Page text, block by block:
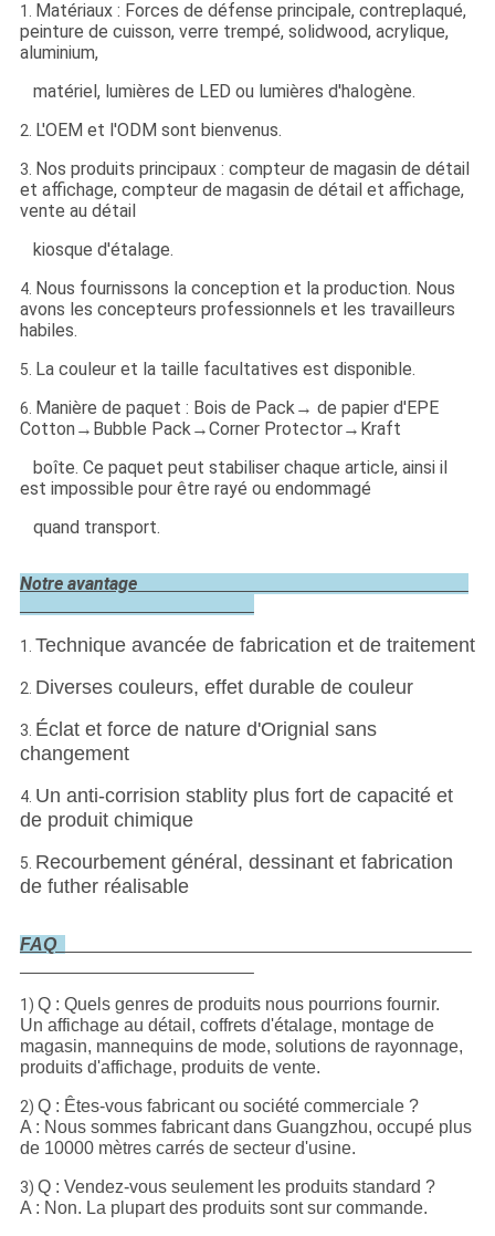
1. Matériaux : Forces de défense principale, contreplaqué,
peinture de cuisson, verre trempé, solidwood, acrylique,
aluminium,
matériel, lumières de LED ou lumières d'halogène.
2. L'OEM et l'ODM sont bienvenus.
3. Nos produits principaux : compteur de magasin de détail
et affichage, compteur de magasin de détail et affichage,
vente au détail
kiosque d'étalage.
4. Nous fournissons la conception et la production. Nous
avons les concepteurs professionnels et les travailleurs
habiles.
5. La couleur et la taille facultatives est disponible.
6. Manière de paquet : Bois de Pack→ de papier d'EPE
Cotton→Bubble Pack→Corner Protector→Kraft
boîte. Ce paquet peut stabiliser chaque article, ainsi il
est impossible pour être rayé ou endommagé
quand transport.
Notre avantage
1. Technique avancée de fabrication et de traitement
2. Diverses couleurs, effet durable de couleur
3. Éclat et force de nature d'Orignial sans
changement
4. Un anti-corrision stablity plus fort de capacité et
de produit chimique
5. Recourbement général, dessinant et fabrication
de futher réalisable
FAQ
1) Q : Quels genres de produits nous pourrions fournir.
Un affichage au détail, coffrets d'étalage, montage de
magasin, mannequins de mode, solutions de rayonnage,
produits d'affichage, produits de vente.
2) Q : Êtes-vous fabricant ou société commerciale ?
A : Nous sommes fabricant dans Guangzhou, occupé plus
de 10000 mètres carrés de secteur d'usine.
3) Q : Vendez-vous seulement les produits standard ?
A : Non. La plupart des produits sont sur commande.